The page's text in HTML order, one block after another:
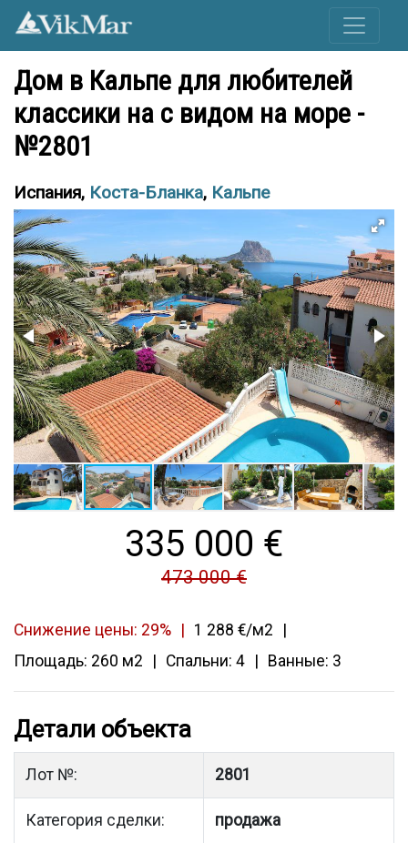
Дом в Кальпе для любителей
классики на с видом на море -
№2801
Испания, Коста-Бланка, Кальпе
335 000 €
473 000 €
Снижение цены: 29%
1 288 €/м2
Площадь: 260 м2
Спальни: 4 Ванные: 3
Детали объекта
Лот №: 2801
Категория сделки: продажа